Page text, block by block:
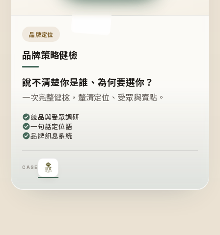
位
品牌定位
品牌策略健檢
說不清楚你是誰、為何要選你？
一次完整健檢，釐清定位、受眾與賣點。
競品與受眾調研
一句話定位語
品牌訊息系統
CASE